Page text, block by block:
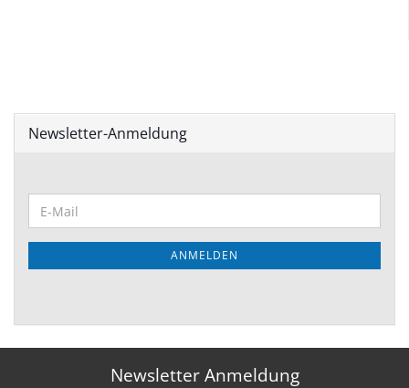
Newsletter-Anmeldung
ANMELDEN
Newsletter Anmeldung